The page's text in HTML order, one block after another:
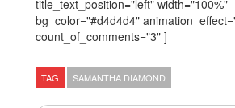
title_text_position="left" width="100%"
bg_color="#d4d4d4"
count_of_comments="3" ]
TAG SAMANTHA DIAMOND